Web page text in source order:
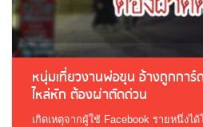
หนุ่มเที่ยวงานพ่อขุน อ้างถูกกา
ไหล่หัก ต้องผ่าตัดด่วน
เกิดเหตุจากผู้ใช้ Facebook รายหนึ่ง